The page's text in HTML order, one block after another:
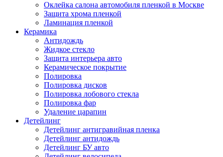
Оклейка салона автомобиля пленкой в Москве
Защита хрома пленкой
Ламинация пленкой
Керамика
Антидождь
Жидкое стекло
Защита интерьера авто
Керамическое покрытие
Полировка
Полировка дисков
Полировка лобового стекла
Полировка фар
Удаление царапин
Детейлинг
Детейлинг антигравийная пленка
Детейлинг антидождь
Детейлинг БУ авто